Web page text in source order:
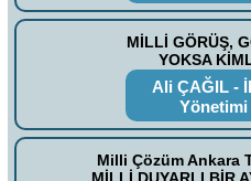
MİLLİ GÖRÜŞ,
YOKSA
Ali ÇAĞIL -
Yönetimi
Milli Çözüm Ankara
MİLLİ DUYARLI BİR